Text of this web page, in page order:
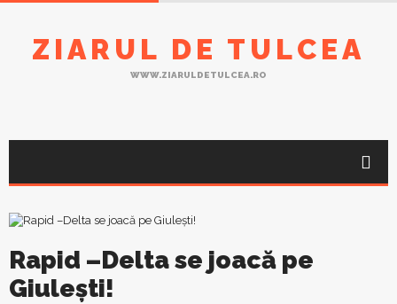
ZIARUL DE TULCEA
WWW.ZIARULDETULCEA.RO
Rapid –Delta se joacă pe
Giuleşti!